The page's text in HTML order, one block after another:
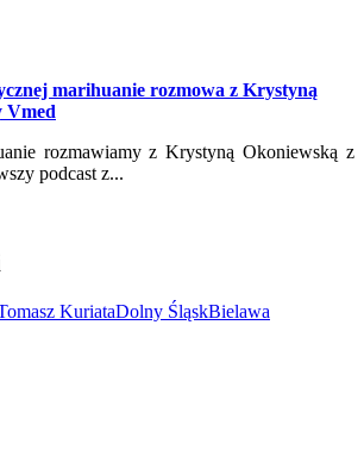
marihuanie rozmowa z Krystyną
Vmed
rozmawiamy z Krystyną Okoniewską z
podcast z...
KuriataDolny ŚląskBielawa